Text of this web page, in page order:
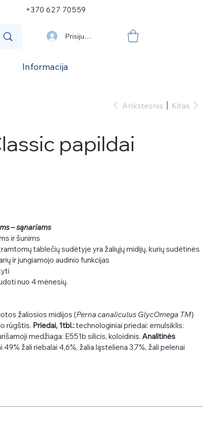
Prisijungti
Informacija
+370 627 70559
Ankstesnis Kitas
papildai
– sąnariams
ir šunims
tablečių sudėtyje yra žaliųjų midijų, kurių sudėtinės
ir jungiamojo audinio funkcijas
nuo 4 mėnesių.
žaliosios midijos (Perna canaliculus GlycOmega TM)
rūgštis. Priedai, 1tbl.:technologiniai priedai: emulsiklis:
medžiaga: E551b silicis, koloidinis. Analitinės
49% žali riebalai 4,6%, žalia ląsteliena 3,7%, žali pelenai